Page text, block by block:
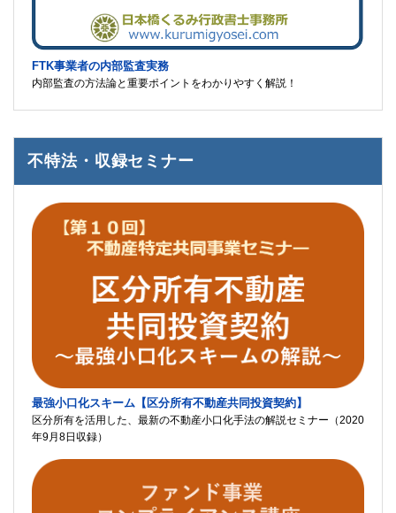
FTK事業者の内部監査実務
内部監査の方法論と重要ポイントをわかりやすく解説！
不特法・収録セミナー
最強小口化スキーム【区分所有不動産共同投資契約】
区分所有を活用した、最新の不動産小口化手法の解説セミナー（2020
年9月8日収録）